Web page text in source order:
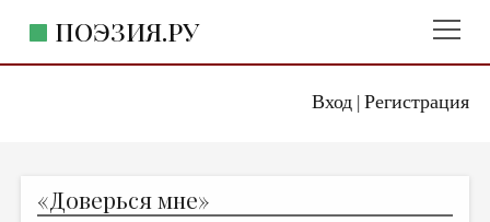
Вход| Регистрация
ПОЭЗИЯ.РУ
ЖАНРЫ
«Доверься мне»